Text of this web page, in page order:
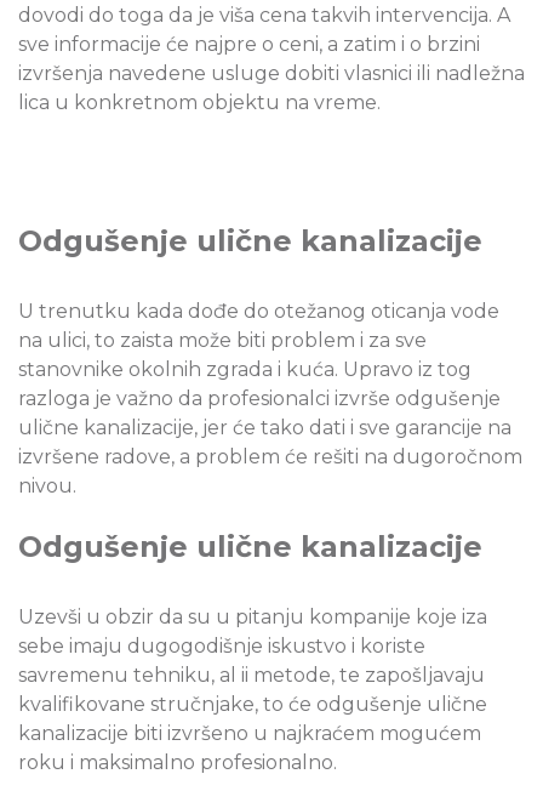
dovodi do toga da je viša cena takvih intervencija. A
sve informacije će najpre o ceni, a zatim i o brzini
izvršenja navedene usluge dobiti vlasnici ili nadležna
lica u konkretnom objektu na vreme.
Odgušenje ulične kanalizacije
U trenutku kada dođe do otežanog oticanja vode
na ulici, to zaista može biti problem i za sve
stanovnike okolnih zgrada i kuća. Upravo iz tog
razloga je važno da profesionalci izvrše odgušenje
ulične kanalizacije, jer će tako dati i sve garancije na
izvršene radove, a problem će rešiti na dugoročnom
nivou.
Odgušenje ulične kanalizacije
Uzevši u obzir da su u pitanju kompanije koje iza
sebe imaju dugogodišnje iskustvo i koriste
savremenu tehniku, al ii metode, te zapošljavaju
kvalifikovane stručnjake, to će odgušenje ulične
kanalizacije biti izvršeno u najkraćem mogućem
roku i maksimalno profesionalno.